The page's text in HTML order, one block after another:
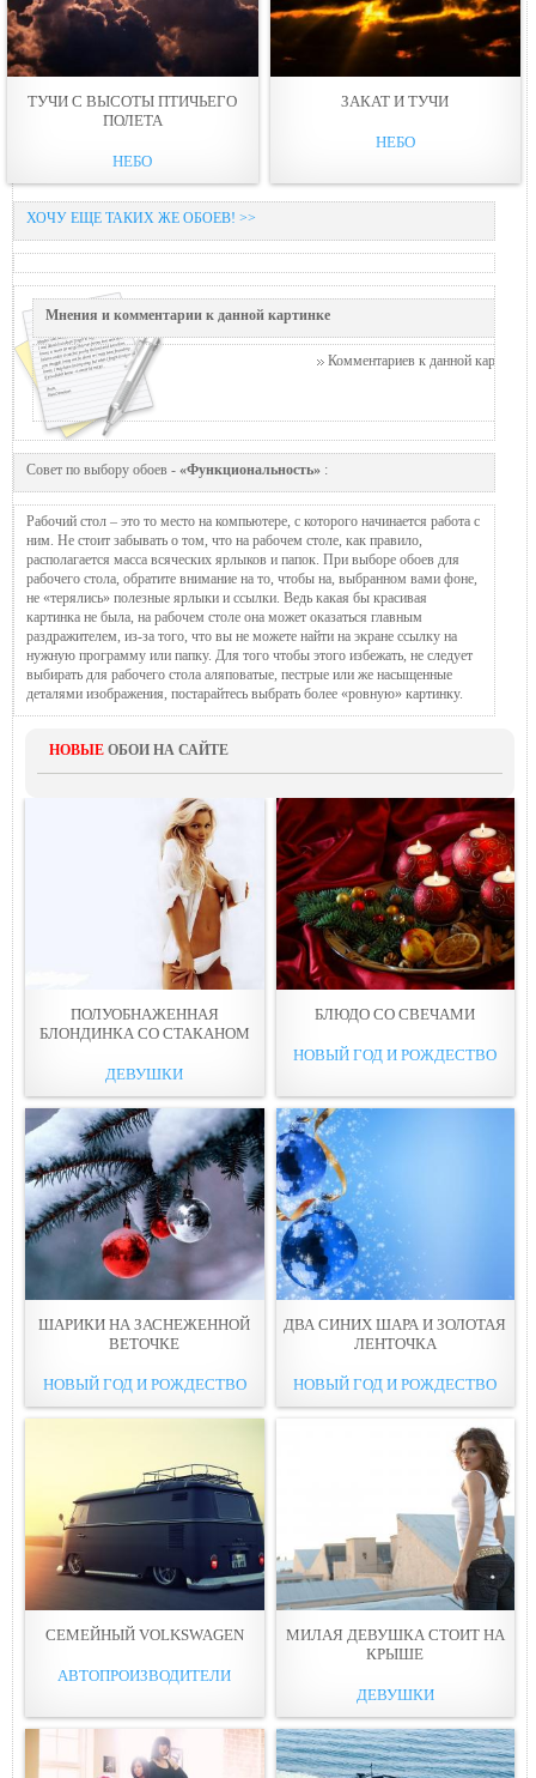
ТУЧИ С ВЫСОТЫ ПТИЧЬЕГО
ПОЛЕТА
НЕБО
ЗАКАТ И ТУЧИ
НЕБО
ХОЧУ ЕЩЕ ТАКИХ ЖЕ ОБОЕВ! >>
Мнения и комментарии к данной картинке
Комментариев к данной картинке
Совет по выбору обоев - «Функциональность» :
Рабочий стол – это то место на компьютере, с которого начинается работа с
ним. Не стоит забывать о том, что на рабочем столе, как правило,
располагается масса всяческих ярлыков и папок. При выборе обоев для
рабочего стола, обратите внимание на то, чтобы на, выбранном вами фоне,
не «терялись» полезные ярлыки и ссылки. Ведь какая бы красивая
картинка не была, на рабочем столе она может оказаться главным
раздражителем, из-за того, что вы не можете найти на экране ссылку на
нужную программу или папку. Для того чтобы этого избежать, не следует
выбирать для рабочего стола аляповатые, пестрые или же насыщенные
деталями изображения, постарайтесь выбрать более «ровную» картинку.
НОВЫЕ ОБОИ НА САЙТЕ
ПОЛУОБНАЖЕННАЯ
БЛОНДИНКА СО СТАКАНОМ
ДЕВУШКИ
БЛЮДО СО СВЕЧАМИ
НОВЫЙ ГОД И РОЖДЕСТВО
ШАРИКИ НА ЗАСНЕЖЕННОЙ
ВЕТОЧКЕ
НОВЫЙ ГОД И РОЖДЕСТВО
ДВА СИНИХ ШАРА И ЗОЛОТАЯ
ЛЕНТОЧКА
НОВЫЙ ГОД И РОЖДЕСТВО
СЕМЕЙНЫЙ VOLKSWAGEN
АВТОПРОИЗВОДИТЕЛИ
МИЛАЯ ДЕВУШКА СТОИТ НА
КРЫШЕ
ДЕВУШКИ